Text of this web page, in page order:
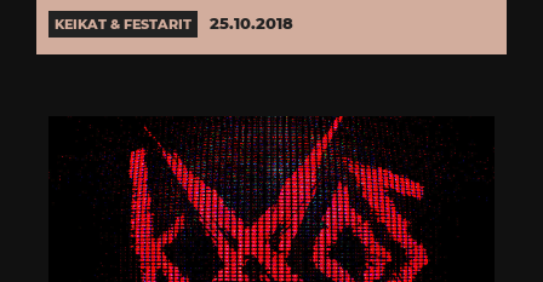
KEIKAT & FESTARIT 25.10.2018